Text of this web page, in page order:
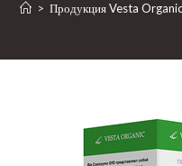
> Продукция Vesta Organic